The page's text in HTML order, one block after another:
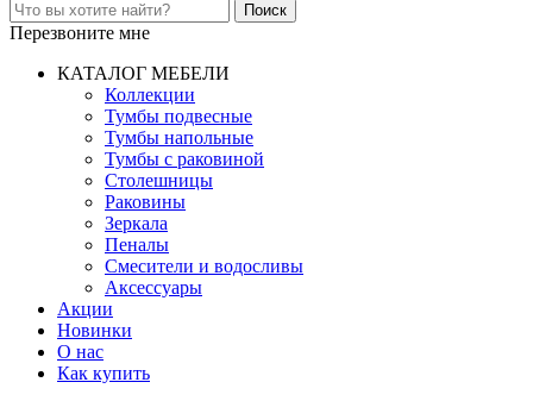
Перезвоните мне
КАТАЛОГ МЕБЕЛИ
Коллекции
Тумбы подвесные
Тумбы напольные
Тумбы с раковиной
Столешницы
Раковины
Зеркала
Пеналы
Смесители и водосливы
Аксессуары
Акции
Новинки
О нас
Как купить